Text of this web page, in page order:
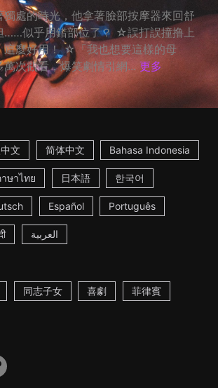
處的時光，他拿著臉部按摩器來回舒
……似乎用錯部位了？ ☆誤打誤撞撸上
這麼好用！ ☆「我也想要這樣的母
次觀看，爆笑劇情引網... 更多
文 简体中文 Bahasa Indonesia
ษาไทย 日本語 한국어
Español Português
العربية
同志子女 喜劇 菲律賓